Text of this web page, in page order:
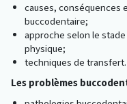
causes, conséquences
buccodentaire;
approche selon le
physique;
techniques de transfert.
Les problèmes